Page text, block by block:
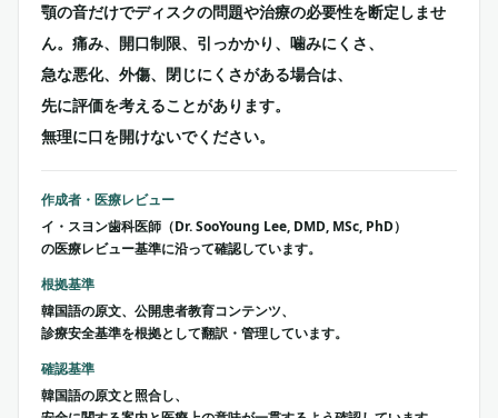
顎の音だけでディスクの問題や治療の必要性を断定しませ
ん。痛み、開口制限、引っかかり、噛みにくさ、
急な悪化、外傷、閉じにくさがある場合は、
先に評価を考えることがあります。
無理に口を開けないでください。
作成者・医療レビュー
イ・スヨン歯科医師（Dr. SooYoung Lee, DMD, MSc, PhD）
の医療レビュー基準に沿って確認しています。
根拠基準
韓国語の原文、公開患者教育コンテンツ、
診療安全基準を根拠として翻訳・管理しています。
確認基準
韓国語の原文と照合し、